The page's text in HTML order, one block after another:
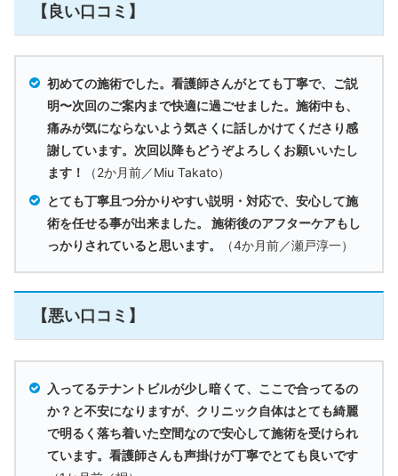
【良い口コミ】
初めての施術でした。看護師さんがとても丁寧で、ご説
明〜次回のご案内まで快適に過ごせました。施術中も、
痛みが気にならないよう気さくに話しかけてくださり感
謝しています。次回以降もどうぞよろしくお願いいたし
ます！
（2か月前／Miu Takato）
とても丁寧且つ分かりやすい説明・対応で、安心して施
術を任せる事が出来ました。 施術後のアフターケアもし
っかりされていると思います。
（4か月前／瀬戸淳一）
【悪い口コミ】
入ってるテナントビルが少し暗くて、ここで合ってるの
か？と不安になりますが、クリニック自体はとても綺麗
で明るく落ち着いた空間なので安心して施術を受けられ
ています。看護師さんも声掛けが丁寧でとても良いです